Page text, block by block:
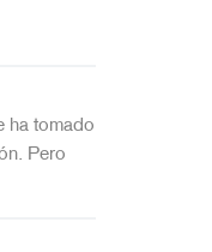
ha tomado
Pero